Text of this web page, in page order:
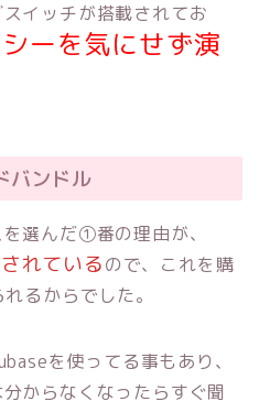
イッチが搭載されてお
ーを気にせず演
バンドル
選んだ①番の理由が、
れているので、これを購
るからでした。
を使ってる事もあり、
からなくなったらすぐ聞